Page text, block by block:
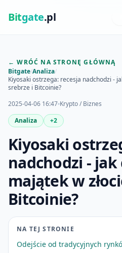
Bitgate.pl
← WRÓĆ NA STRONĘ GŁÓWNĄ
Bitgate/Analiza/
Kiyosaki ostrzega: recesja nadchodzi -
srebrze i Bitcoinie?
2025-04-06 16:47 Krypto / Biznes
Analiza
+2
Kiyosaki
nadchodzi -
majątek w
Bitcoinie?
NA TEJ STRONIE
Odejście od tradycyjnych